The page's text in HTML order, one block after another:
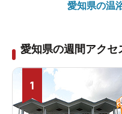
愛知県の温
愛知県の週間アクセ
1